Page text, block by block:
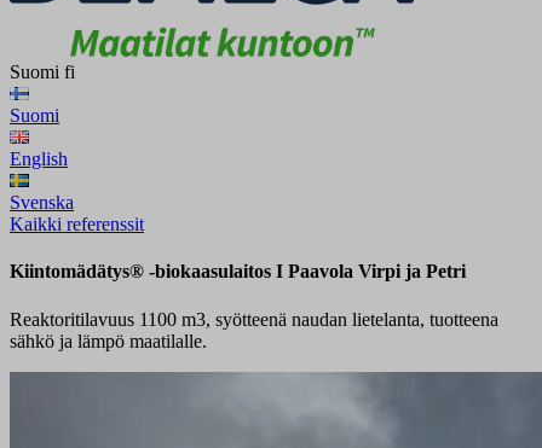
Suomi fi
Suomi
English
Svenska
Kaikki referenssit
Kiintomädätys® -biokaasulaitos I Paavola Virpi ja Petri
Reaktoritilavuus 1100 m3, syötteenä naudan lietelanta, tuotteena
sähkö ja lämpö maatilalle.